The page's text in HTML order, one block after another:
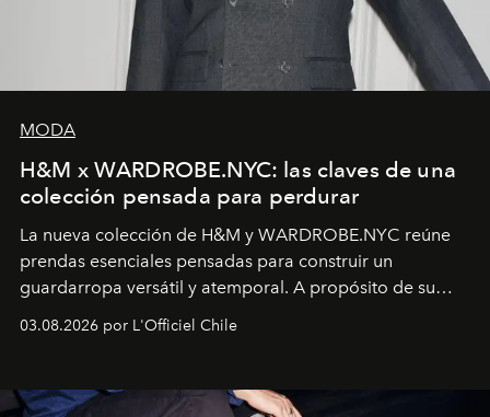
MODA
H&M x WARDROBE.NYC: las claves de una
colección pensada para perdurar
La nueva colección de H&M y WARDROBE.NYC reúne
prendas esenciales pensadas para construir un
guardarropa versátil y atemporal. A propósito de su
lanzamiento, los fundadores de la firma neoyorquina y
la asesora creativa y jefa de diseño global de la marca
y la filosofía detrás de la propuesta.
03.08.2026 por L'Officiel Chile